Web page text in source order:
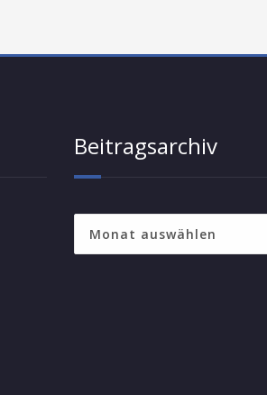
Beitragsarchiv